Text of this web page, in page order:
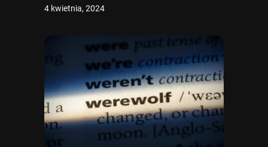
4 kwietnia, 2024